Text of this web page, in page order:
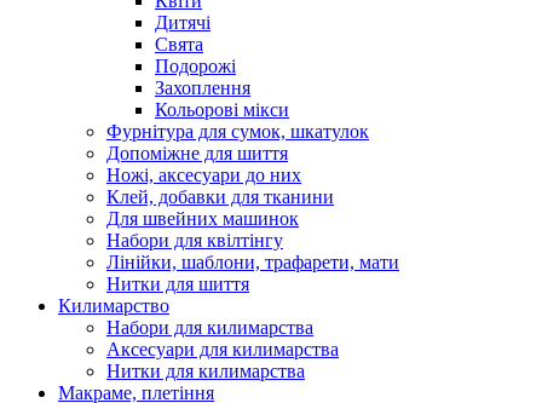
Дитячі
Свята
Подорожі
Захоплення
Кольорові мікси
Фурнітура для сумок, шкатулок
Допоміжне для шиття
Ножі, аксесуари до них
Клей, добавки для тканини
Для швейних машинок
Набори для квілтінгу
Лінійки, шаблони, трафарети, мати
Нитки для шиття
Килимарство
Набори для килимарства
Аксесуари для килимарства
Нитки для килимарства
Макраме, плетіння